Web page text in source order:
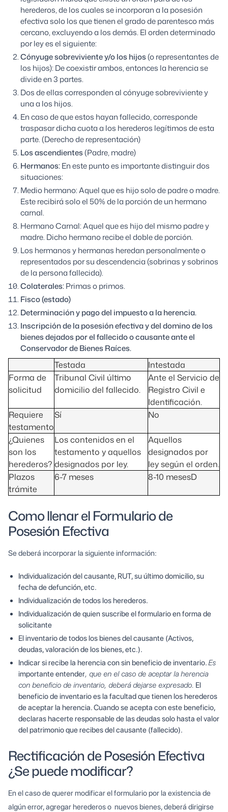
herederos, de los cuales se incorporan a la posesión
efectiva solo los que tienen el grado de parentesco más
cercano, excluyendo a los demás. El orden determinado
por ley es el siguiente:
Cónyuge sobreviviente y/o los hijos(o representantes de
los hijos): De coexistir ambos, entonces la herencia se
divide en 3 partes.
Dos de ellas corresponden al cónyuge sobreviviente y
una a los hijos.
En caso de que estos hayan fallecido, corresponde
traspasar dicha cuota a los herederos legítimos de esta
parte. (Derecho de representación)
Los ascendientes(Padre, madre)
Hermanos:En este punto es importante distinguir dos
situaciones:
Medio hermano: Aquel que es hijo solo de padre o madre.
Este recibirá solo el 50% de la porción de un hermano
carnal.
Hermano Carnal: Aquel que es hijo del mismo padre y
madre. Dicho hermano recibe el doble de porción.
Los hermanos y hermanas heredan personalmente o
representados por su descendencia (sobrinas y sobrinos
de la persona fallecida).
Colaterales:Primas o primos.
Fisco (estado)
Determinación y pago del impuesto a la herencia.
Inscripción de la posesión efectiva y del domino de los
bienes dejados por el fallecido o causante ante el
Conservador de Bienes Raíces.
Testada
Intestada
Forma de
solicitud
Tribunal Civil último
domicilio del fallecido.
Ante el Servicio de
Registro Civil e
Identificación.
Requiere
testamento
Sí No
¿Quienes
son los
herederos?
Los contenidos en el
testamento y aquellos
designados por ley.
Aquellos
designados por
ley según el orden.
Plazos
trámite
6-7 meses 8-10 mesesD
Como llenar el Formulario de
Posesión Efectiva
Se deberá incorporar la siguiente información:
Individualización del causante, RUT, su último domicilio, su
fecha de defunción, etc.
Individualización de todos los herederos.
Individualización de quien suscribe el formulario en forma de
solicitante
El inventario de todos los bienes del causante (Activos,
deudas, valoración de los bienes, etc.).
Indicar si recibe la herencia con sin beneficio de inventario.Es
importante entender, que en el caso de aceptar la herencia
con beneficio de inventario, deberá dejarse expresado. El
beneficio de inventario es la facultad que tienen los herederos
de aceptar la herencia. Cuando se acepta con este beneficio,
declaras hacerte responsable de las deudas solo hasta el valor
del patrimonio que recibes del causante (fallecido).
Rectificación de Posesión Efectiva
¿Se puede modificar?
En el caso de querer modificar el formulario por la existencia de
algún error, agregar herederos o nuevos bienes, deberá dirigirse